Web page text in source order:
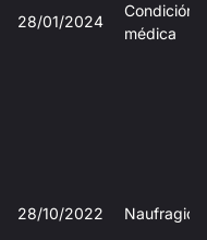
28/01/2024
Condición
médica
28/10/2022 Naufragio